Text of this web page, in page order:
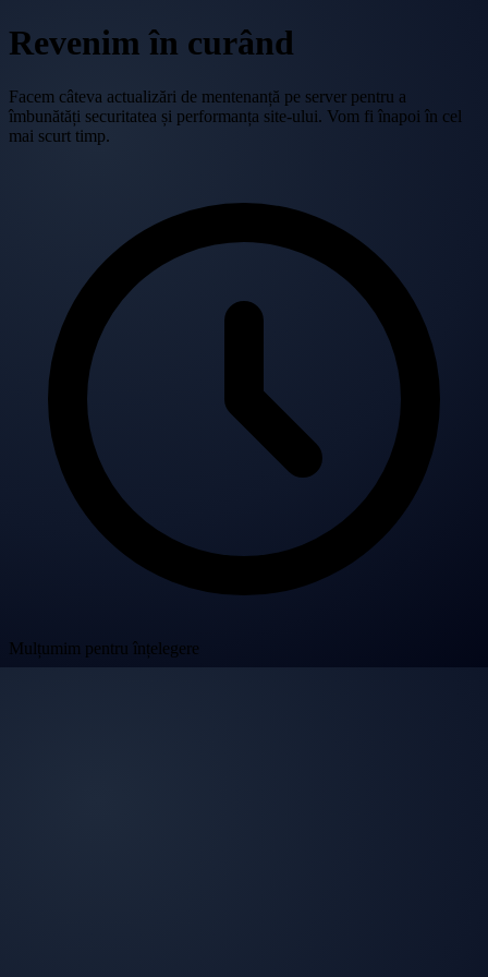
Revenim în curând
Facem câteva actualizări de mentenanță pe server pentru a
îmbunătăți securitatea și performanța site-ului. Vom fi înapoi în cel
mai scurt timp.
Mulțumim pentru înțelegere